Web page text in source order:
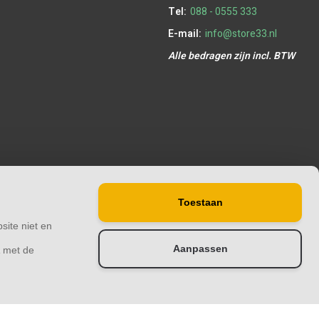
Tel: 088 - 0555 333
E-mail: info@store33.nl
Alle bedragen zijn incl. BTW
niet en
met de
Toestaan
Aanpassen